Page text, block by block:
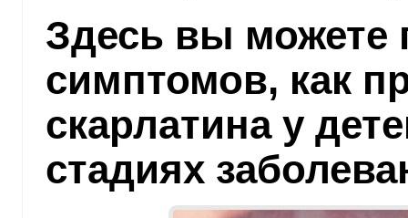
Здесь вы можете
симптомов, как
скарлатина у
стадиях